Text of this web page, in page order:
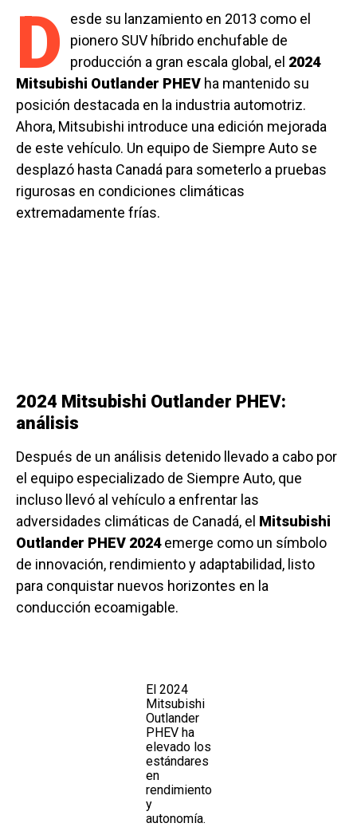
D
esde su lanzamiento en 2013 como el
pionero SUV híbrido enchufable de
producción a gran escala global, el 2024
Mitsubishi Outlander PHEV ha mantenido su
posición destacada en la industria automotriz.
Ahora, Mitsubishi introduce una edición mejorada
de este vehículo. Un equipo de Siempre Auto se
desplazó hasta Canadá para someterlo a pruebas
rigurosas en condiciones climáticas
extremadamente frías.
2024 Mitsubishi Outlander PHEV:
análisis
Después de un análisis detenido llevado a cabo por
el equipo especializado de Siempre Auto, que
incluso llevó al vehículo a enfrentar las
adversidades climáticas de Canadá, el Mitsubishi
Outlander PHEV 2024emerge como un símbolo
de innovación, rendimiento y adaptabilidad, listo
para conquistar nuevos horizontes en la
conducción ecoamigable.
El 2024
Mitsubishi
Outlander
PHEV ha
elevado los
estándares
en
rendimiento
y
autonomía.